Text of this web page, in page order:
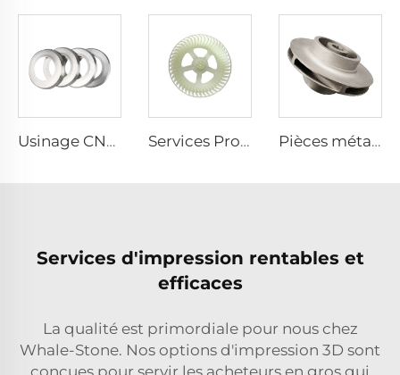
Usinage CNC sur mesure Pièces de précision Usinage micro Pièces mécaniques et services de fabrication Services Professionnels de Moulage sous Vide Prototypes Rapides Moules Silicone 3D Abordables Production en Petite Série Pièces métalliques imprimées en 3D sur mesure avec une haute précision, composants en acier inoxydable d'impeller de pompe à eau
Services d'impression rentables et
efficaces
La qualité est primordiale pour nous chez
Whale-Stone. Nos options d'impression 3D sont
conçues pour servir les acheteurs en gros qui